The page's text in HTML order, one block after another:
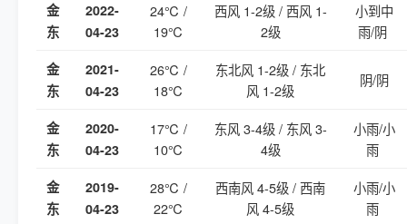
金
东
2022-
04-23
24℃ /
19℃
西风 1-2级 / 西风 1-
2级
小到中
雨/阴
金
东
2021-
04-23
26℃ /
18℃
东北风 1-2级 / 东北
风 1-2级
阴/阴
金
东
2020-
04-23
17℃ /
10℃
东风 3-4级 / 东风 3-
4级
小雨/小
雨
金
东
2019-
04-23
28℃ /
22℃
西南风 4-5级 / 西南
风 4-5级
小雨/小
雨